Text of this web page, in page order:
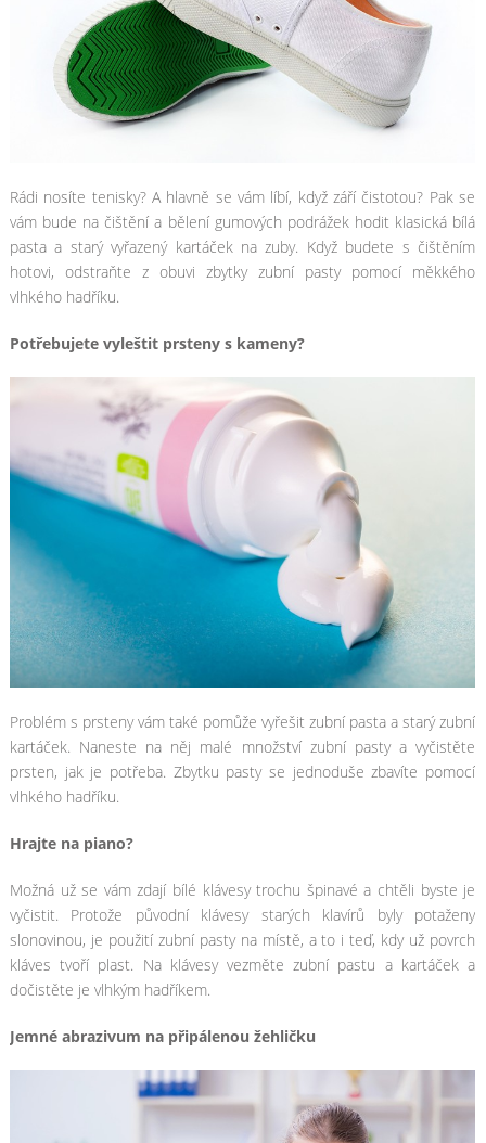
Rádi nosíte tenisky? A hlavně se vám líbí, když září čistotou? Pak se
vám bude na čištění a bělení gumových podrážek hodit klasická bílá
pasta a starý vyřazený kartáček na zuby. Když budete s čištěním
hotovi, odstraňte z obuvi zbytky zubní pasty pomocí měkkého
vlhkého hadříku.
Potřebujete vyleštit prsteny s kameny?
Problém s prsteny vám také pomůže vyřešit zubní pasta a starý zubní
kartáček. Naneste na něj malé množství zubní pasty a vyčistěte
prsten, jak je potřeba. Zbytku pasty se jednoduše zbavíte pomocí
vlhkého hadříku.
Hrajte na piano?
Možná už se vám zdají bílé klávesy trochu špinavé a chtěli byste je
vyčistit. Protože původní klávesy starých klavírů byly potaženy
slonovinou, je použití zubní pasty na místě, a to i teď, kdy už povrch
kláves tvoří plast. Na klávesy vezměte zubní pastu a kartáček a
dočistěte je vlhkým hadříkem.
Jemné abrazivum na připálenou žehličku